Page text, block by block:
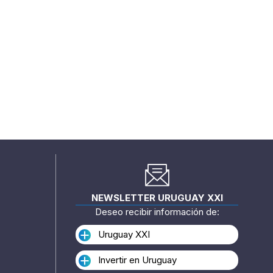
NEWSLETTER URUGUAY XXI
Deseo recibir información de:
Uruguay XXI
Invertir en Uruguay